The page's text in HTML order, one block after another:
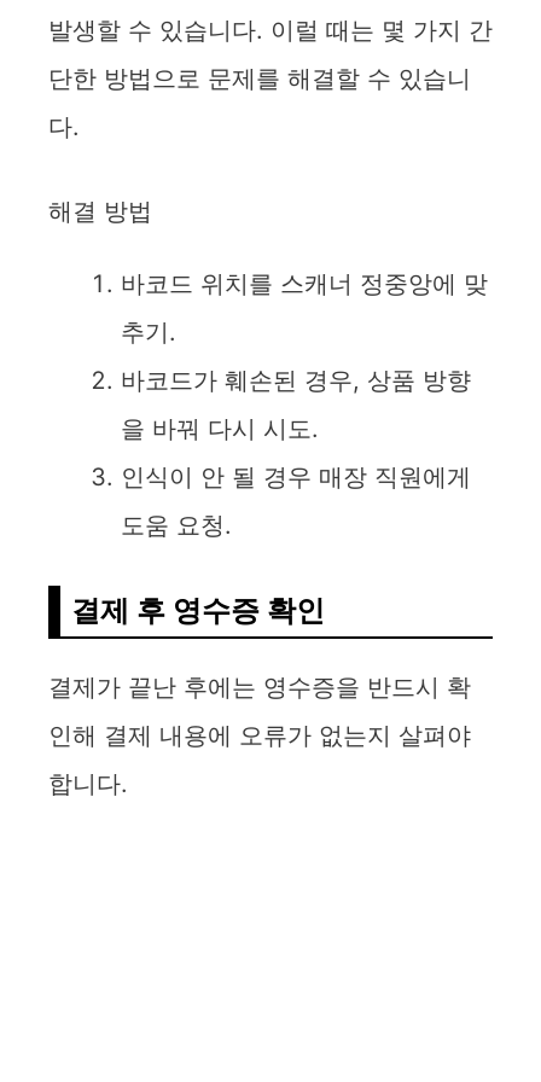
발생할 수 있습니다. 이럴 때는 몇 가지 간
단한 방법으로 문제를 해결할 수 있습니
다.
해결 방법
바코드 위치를 스캐너 정중앙에 맞
추기.
바코드가 훼손된 경우, 상품 방향
을 바꿔 다시 시도.
인식이 안 될 경우 매장 직원에게
도움 요청.
결제 후 영수증 확인
결제가 끝난 후에는 영수증을 반드시 확
인해 결제 내용에 오류가 없는지 살펴야
합니다.